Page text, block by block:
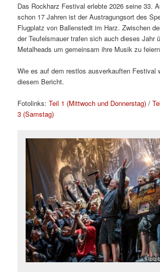
Das Rockharz Festival erlebte 2026 seine 33.
schon 17 Jahren ist der Austragungsort des
Flugplatz von Ballenstedt im Harz. Zwischen
der Teufelsmauer trafen sich auch dieses Jahr
Metalheads um gemeinsam ihre Musik zu
Wie es auf dem restlos ausverkauften Festival
diesem Bericht.
Fotolinks:Teil 1 (Mittwoch und Donnerstag) /
3 (Samstag)